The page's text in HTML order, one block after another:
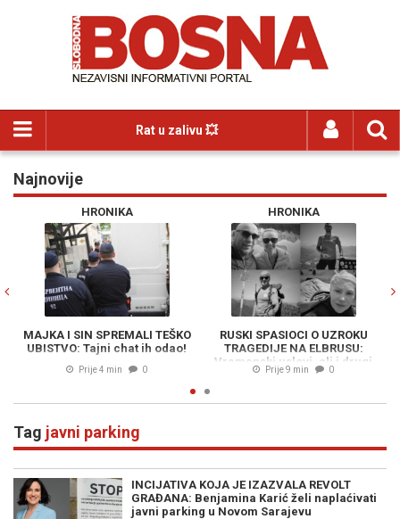
Rat u zalivu 💥
Najnovije
HRONIKA
MAJKA I SIN SPREMALI TEŠKO
UBISTVO: Tajni chat ih odao!
Prije 4 min 0
HRONIKA
RUSKI SPASIOCI O UZROKU
TRAGEDIJE NA ELBRUSU:
Vremenski uslovi, ali i drugi
faktori, odigrali su veliku ulogu
Prije 9 min 0
Tag javni parking
INCIJATIVA KOJA JE IZAZVALA REVOLT
GRAĐANA: Benjamina Karić želi naplaćivati
javni parking u Novom Sarajevu